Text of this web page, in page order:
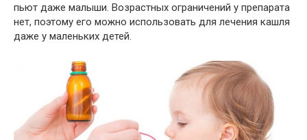
пьют даже малыши. Возрастных ограничений у препарата
нет, поэтому его можно использовать для лечения кашля
даже у маленьких детей.